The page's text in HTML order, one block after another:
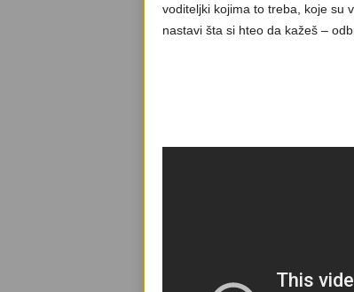
voditeljki kojima to treba, koje su
nastavi šta si hteo da kažeš –